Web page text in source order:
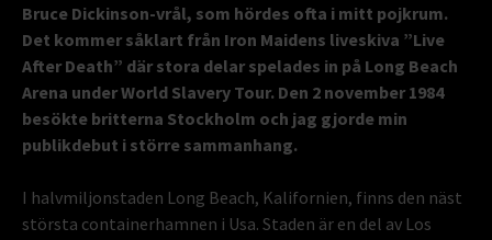
Bruce Dickinson-vrål, som hördes ofta i mitt pojkrum.
Det kommer såklart från Iron Maidens liveskiva ”Live
After Death” där stora delar spelades in på Long Beach
Arena under World Slavery Tour. Den 2 november 1984
besökte britterna Stockholm och jag gjorde min
publikdebut i större sammanhang.
I halvmiljonstaden Long Beach, Kalifornien, finns den näst
största containerhamnen i Usa. Staden är en del av Los